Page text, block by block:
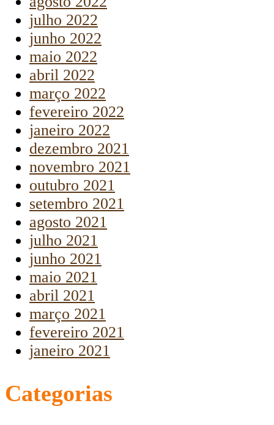
julho 2022
junho 2022
maio 2022
abril 2022
março 2022
fevereiro 2022
janeiro 2022
dezembro 2021
novembro 2021
outubro 2021
setembro 2021
agosto 2021
julho 2021
junho 2021
maio 2021
abril 2021
março 2021
fevereiro 2021
janeiro 2021
Categorias